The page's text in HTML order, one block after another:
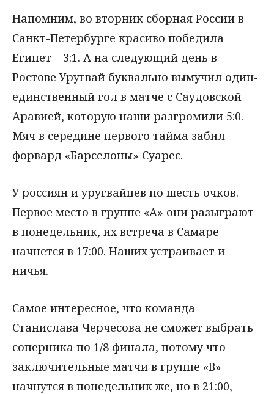
Напомним, во вторник сборная России в
Санкт-Петербурге красиво победила
Египет – 3:1. А на следующий день в
Ростове Уругвай буквально вымучил один-
единственный гол в матче с Саудовской
Аравией, которую наши разгромили 5:0.
Мяч в середине первого тайма забил
форвард «Барселоны» Суарес.
У россиян и уругвайцев по шесть очков.
Первое место в группе «А» они разыграют
в понедельник, их встреча в Самаре
начнется в 17:00. Наших устраивает и
ничья.
Самое интересное, что команда
Станислава Черчесова не сможет выбрать
соперника по 1/8 финала, потому что
заключительные матчи в группе «В»
начнутся в понедельник же, но в 21:00,